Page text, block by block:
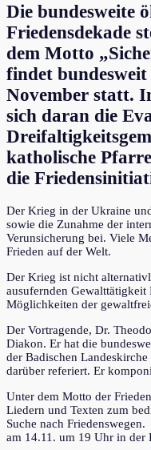
Die bundesweite
Friedensdekade
dem Motto
findet bundesweit
November statt.
sich daran die
katholische
die
Der Krieg in der Ukraine
sowie die Zunahme der
Verunsicherung bei. Viele
Frieden auf der Welt.
Der Krieg ist nicht
ausufernden
Möglichkeiten der
Der Vortragende, Dr.
Diakon. Er hat die
der Badischen
darüber referiert. Er
Unter dem Motto der
Liedern und Texten zum
Suche nach Friedenswegen.
am 14.11. um 19 Uhr in